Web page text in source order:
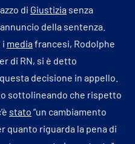
di Giustizia senza
della sentenza.
i mediafrancesi, Rodolphe
di RN, si è detto
decisione in appello.
sottolineando che rispetto
stato “un cambiamento
quanto riguarda la pena di